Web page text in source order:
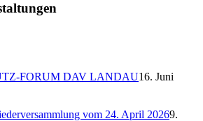
FORUM DAV LANDAU16. Juni
vom 24. April 20269.